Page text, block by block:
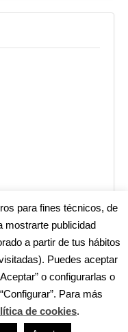
vistazo encadiz.es|
| Política de
para fines técnicos, de
mostrarte publicidad
a partir de tus hábitos
Puedes aceptar
o configurarlas o
Para más
de cookies.